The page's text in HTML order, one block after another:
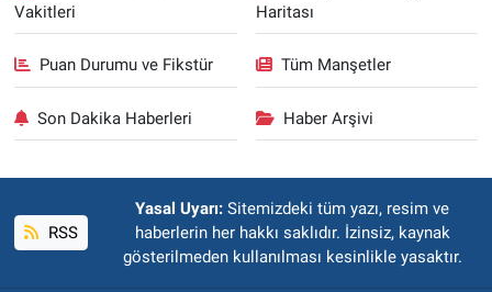
Vakitleri
Haritası
Puan Durumu ve Fikstür Tüm Manşetler
Son Dakika Haberleri Haber Arşivi
RSS
Yasal Uyarı: Sitemizdeki tüm yazı, resim ve
haberlerin her hakkı saklıdır. İzinsiz, kaynak
gösterilmeden kullanılması kesinlikle yasaktır.